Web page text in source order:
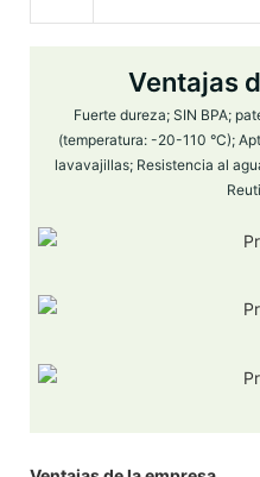
Ventajas
Fuerte dureza; SIN BPA;
(temperatura: -20-110 °C);
lavavajillas; Resistencia al